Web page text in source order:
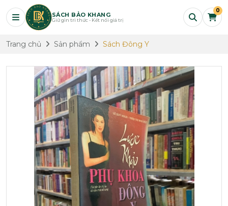
SÁCH BẢO KHANG
Giữ gìn tri thức - Kết nối giá trị
0
Trang chủ Sản phẩm Sách Đông Y